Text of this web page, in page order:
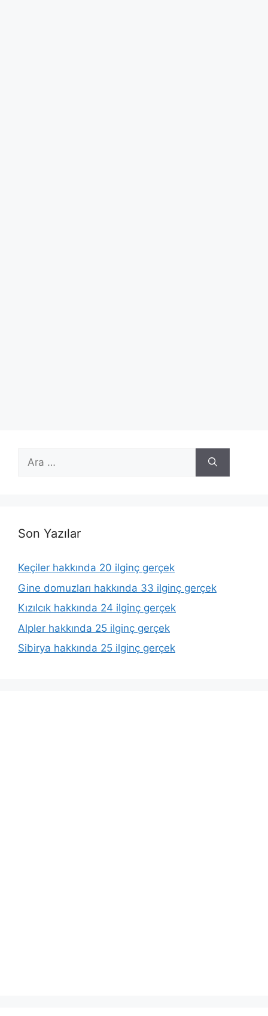
için
Son Yazılar
Keçiler hakkında 20 ilginç gerçek
Gine domuzları hakkında 33 ilginç gerçek
Kızılcık hakkında 24 ilginç gerçek
Alpler hakkında 25 ilginç gerçek
Sibirya hakkında 25 ilginç gerçek